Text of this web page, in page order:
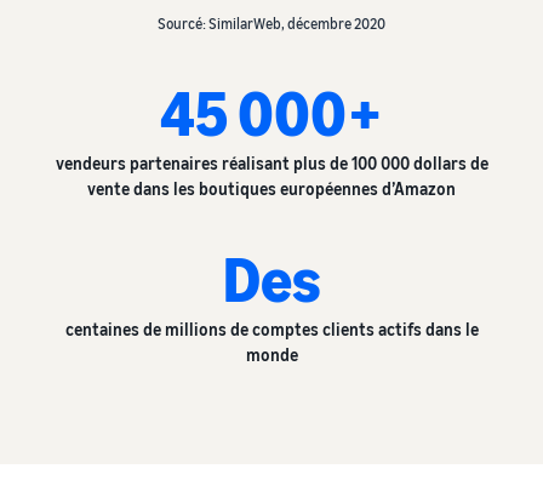
Sourcé: SimilarWeb, décembre 2020
45 000+
vendeurs partenaires réalisant plus de 100 000 dollars de
vente dans les boutiques européennes d’Amazon
Des
centaines de millions de comptes clients actifs dans le
monde